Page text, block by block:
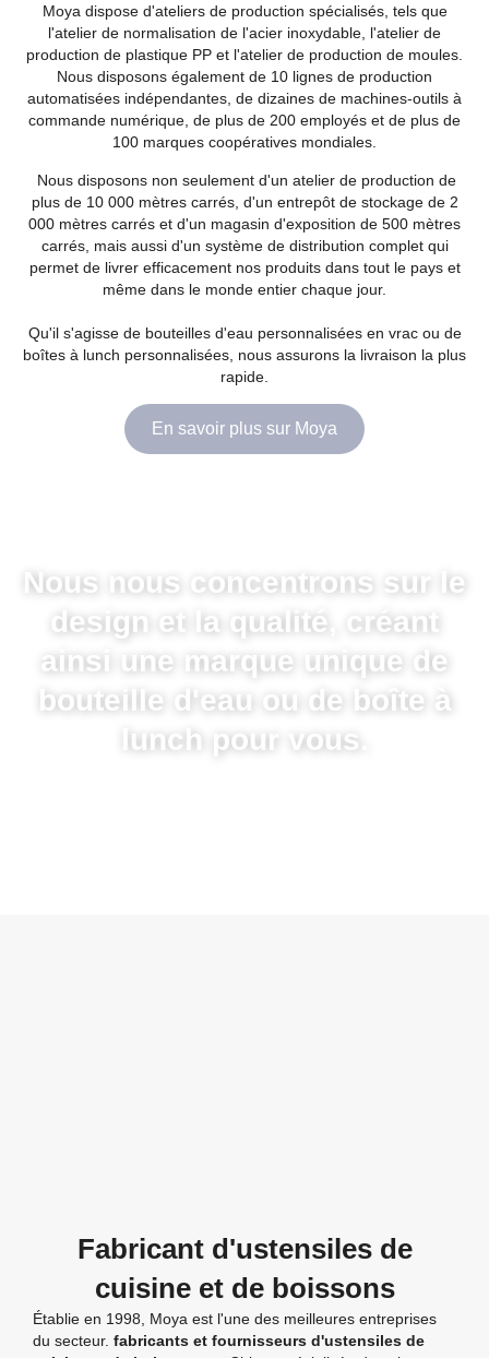
Moya dispose d'ateliers de production spécialisés, tels que
l'atelier de normalisation de l'acier inoxydable, l'atelier de
production de plastique PP et l'atelier de production de moules.
Nous disposons également de 10 lignes de production
automatisées indépendantes, de dizaines de machines-outils à
commande numérique, de plus de 200 employés et de plus de
100 marques coopératives mondiales.
Nous disposons non seulement d'un atelier de production de
plus de 10 000 mètres carrés, d'un entrepôt de stockage de 2
000 mètres carrés et d'un magasin d'exposition de 500 mètres
carrés, mais aussi d'un système de distribution complet qui
permet de livrer efficacement nos produits dans tout le pays et
même dans le monde entier chaque jour.
Qu'il s'agisse de bouteilles d'eau personnalisées en vrac ou de
boîtes à lunch personnalisées, nous assurons la livraison la plus
rapide.
En savoir plus sur Moya
Nous nous concentrons sur le
design et la qualité, créant
ainsi une marque unique de
bouteille d'eau ou de boîte à
lunch pour vous.
Fabricant d'ustensiles de
cuisine et de boissons
Établie en 1998, Moya est l'une des meilleures entreprises
du secteur. fabricants et fournisseurs d'ustensiles de